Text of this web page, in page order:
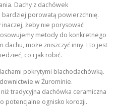
Dachy z dachówek
bardziej porowatą powierzchnię.
inaczej, żeby nie porysować
metody do konkretnego
dachu, może zniszczyć inny. I to jest
co i jak robić.
pokrytymi blachodachówką.
w Żurominie.
tradycyjna dachówka ceramiczna
potencjalne ognisko korozji.